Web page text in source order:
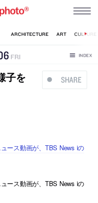
FRI
SHARE
子を
ース動画が、TBS News iの
ース動画が、TBS News iの